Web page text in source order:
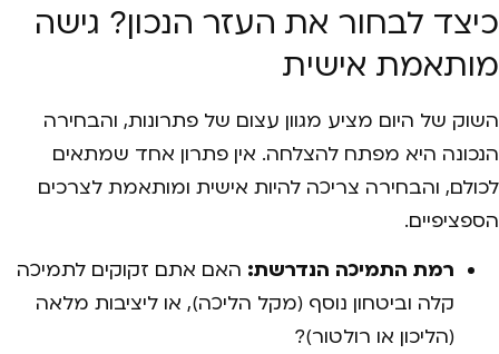
כיצד לבחור את העזר הנכון? גישה
מותאמת אישית
השוק של היום מציע מגוון עצום של פתרונות, והבחירה
הנכונה היא מפתח להצלחה. אין פתרון אחד שמתאים
לכולם, והבחירה צריכה להיות אישית ומותאמת לצרכים
הספציפיים.
רמת התמיכה הנדרשת: האם אתם זקוקים לתמיכה
קלה וביטחון נוסף (מקל הליכה), או ליציבות מלאה
(הליכון או רולטור)?